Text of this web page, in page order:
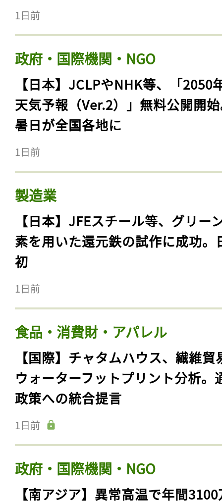
1日前
政府・国際機関・NGO
【日本】JCLPやNHK等、「2050
天気予報（Ver.2）」無料公開開
暑日が全国各地に
1日前
製造業
【日本】JFEスチール等、グリー
素を用いた還元鉄の試作に成功。
初
1日前
食品・消費財・アパレル
【国際】チャタムハウス、繊維貿
ウォーターフットプリント分析。
政策への統合提言
1日前
政府・国際機関・NGO
【南アジア】異常高温で年間